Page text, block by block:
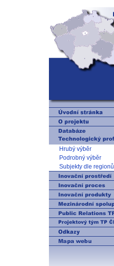
Hrubý výběr
Podrobný výběr
Subjekty dle regionů